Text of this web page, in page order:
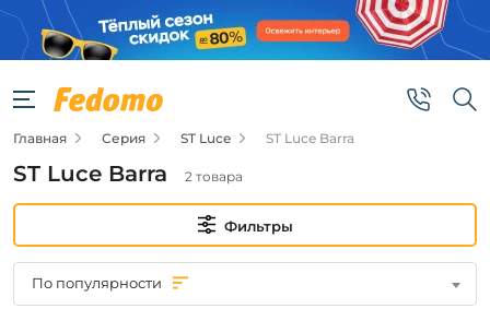
Фильтры
Цена
от
Главная Серия ST Luce ST Luce Barra
ST Luce Barra 2 товара
Фильтры
По популярности